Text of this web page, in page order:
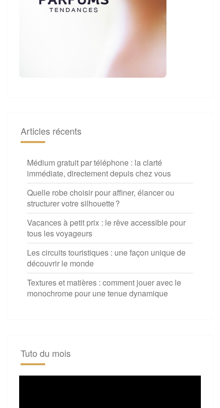
Articles récents
Médium gratuit par téléphone : la clarté
immédiate, directement depuis chez vous
Quelle robe choisir pour affiner, élancer ou
structurer votre silhouette ?
Vacances à petit prix : le rêve accessible pour
tous les voyageurs
Les circuits touristiques : une façon unique de
découvrir le monde
Textures et matières : comment jouer avec le
monochrome pour une tenue dynamique
Tuto du mois